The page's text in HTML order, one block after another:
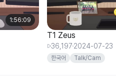
1:56:09
T1 Zeus
36,1972024-07-23
한국어 Talk/Cam